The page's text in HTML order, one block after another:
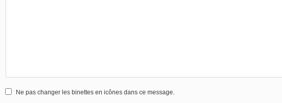
Ne pas changer les binettes en icônes dans ce message.